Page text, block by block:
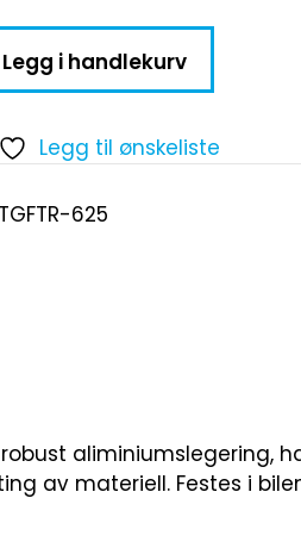
Legg i handlekurv
Legg til ønskeliste
625
aliminiumslegering,
av materiell. Festes i